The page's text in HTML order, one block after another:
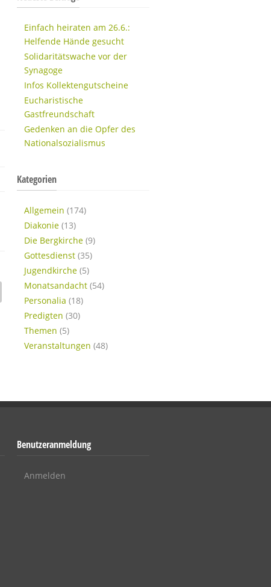
Einfach heiraten am 26.6.:
Helfende Hände gesucht
Solidaritätswache vor der
Synagoge
Infos Kollektengutscheine
Eucharistische
Gastfreundschaft
Gedenken an die Opfer des
Nationalsozialismus
Kategorien
Allgemein (174)
Diakonie (13)
Die Bergkirche (9)
Gottesdienst (35)
Jugendkirche (5)
Monatsandacht (54)
Personalia (18)
Predigten (30)
Themen (5)
Veranstaltungen (48)
Benutzeranmeldung
Anmelden